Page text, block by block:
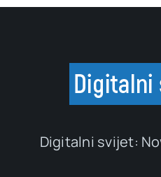
Digitalni svijet: